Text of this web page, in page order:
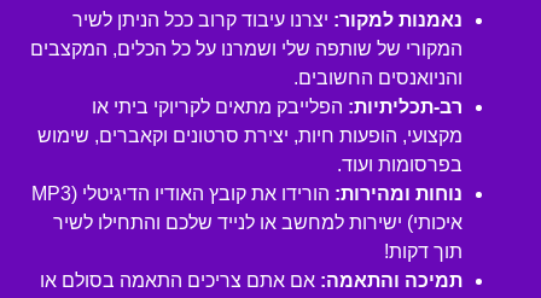
נאמנות למקור: יצרנו עיבוד קרוב ככל הניתן לשיר
המקורי של שותפה שלי ושמרנו על כל הכלים, המקצבים
והניואנסים החשובים.
רב-תכליתיות: הפלייבק מתאים לקריוקי ביתי או
מקצועי, הופעות חיות, יצירת סרטונים וקאברים, שימוש
בפרסומות ועוד.
נוחות ומהירות:
הורידו את קובץ האודיו הדיגיטלי (MP3
איכותי) ישירות למחשב או לנייד שלכם והתחילו לשיר
תוך דקות!
תמיכה והתאמה: אם אתם צריכים התאמה בסולם או